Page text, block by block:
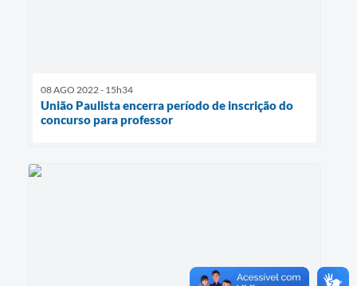
08 AGO 2022 - 15h34
União Paulista encerra período de inscrição do
concurso para professor